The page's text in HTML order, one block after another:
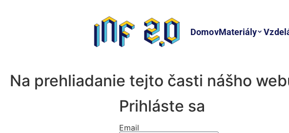
DomovMateriály
Na prehliadanie tejto časti nášho
Prihláste sa
Email